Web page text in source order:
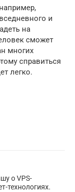
и
на
сможет
многих
справиться
легко.
о VPS-
технологиях.